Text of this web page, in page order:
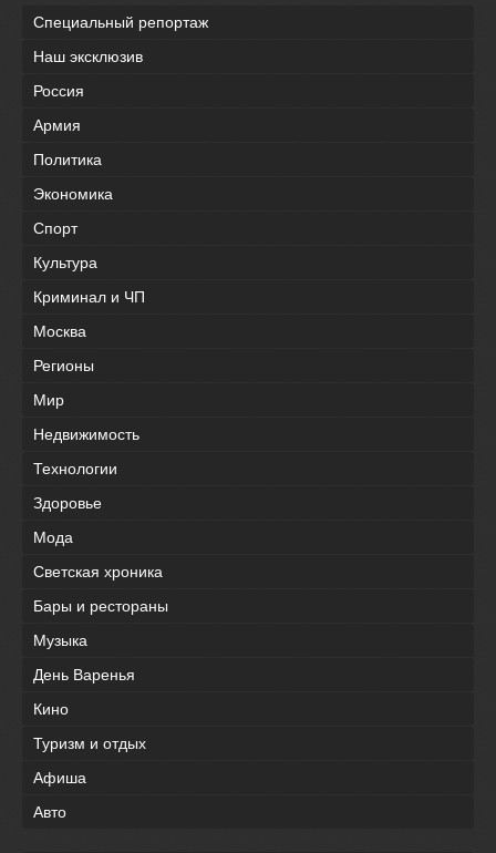
Специальный репортаж
Наш эксклюзив
Россия
Армия
Политика
Экономика
Спорт
Культура
Криминал и ЧП
Москва
Регионы
Мир
Недвижимость
Технологии
Здоровье
Мода
Светская хроника
Бары и рестораны
Музыка
День Варенья
Кино
Туризм и отдых
Афиша
Авто